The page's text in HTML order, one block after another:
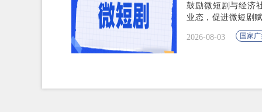
鼓励微短剧与经济
业态，促进微短剧
2026-08-03 国家